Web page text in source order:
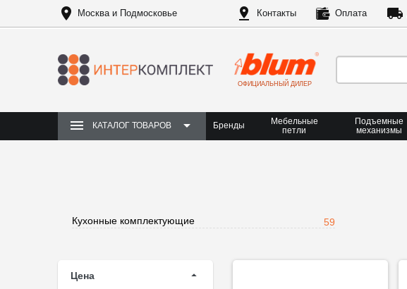
Москва и Подмосковье Контакты Оплата
ОФИЦИАЛЬНЫЙ ДИЛЕР
КАТАЛОГ ТОВАРОВ Бренды
Мебельные
петли
Подъемные
механизмы
Кухонные комплектующие 59
Цена